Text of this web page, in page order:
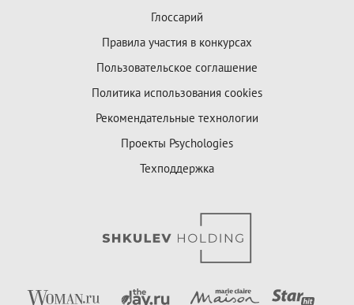
Глоссарий
Правила участия в конкурсах
Пользовательское соглашение
Политика использования cookies
Рекомендательные технологии
Проекты Psychologies
Техподдержка